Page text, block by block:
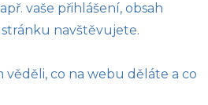
vaše přihlášení, obsah
navštěvujete.
věděli, co na webu děláte a co